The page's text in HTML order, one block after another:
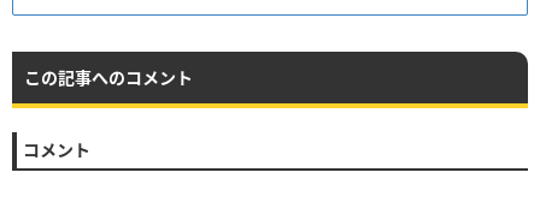
この記事へのコメント
コメント